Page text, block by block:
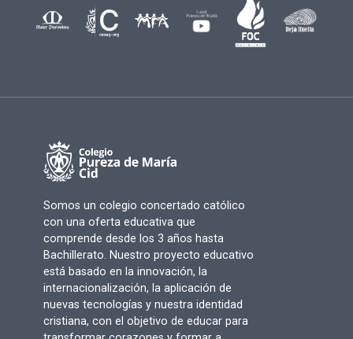
Somos un colegio concertado católico
con una oferta educativa que
comprende desde los 3 años hasta
Bachillerato. Nuestro proyecto educativo
está basado en la innovación, la
internacionalización, la aplicación de
nuevas tecnologías y nuestra identidad
cristiana, con el objetivo de educar para